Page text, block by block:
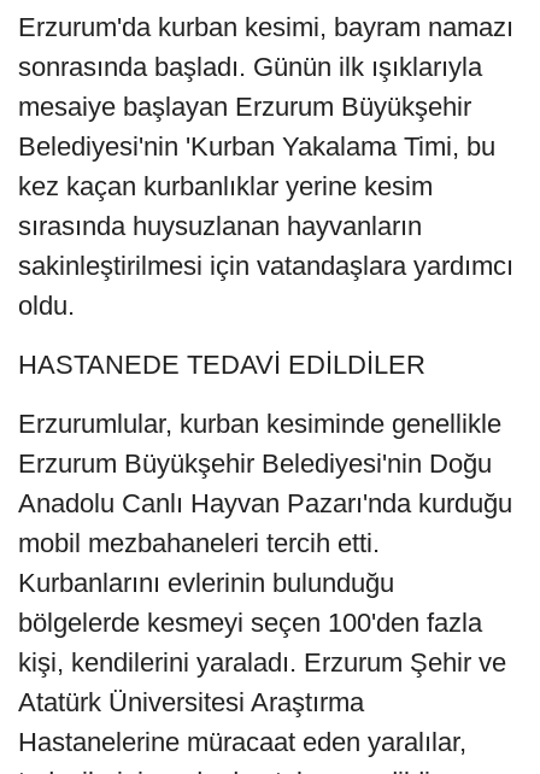
Erzurum'da kurban kesimi, bayram namazı
sonrasında başladı. Günün ilk ışıklarıyla
mesaiye başlayan Erzurum Büyükşehir
Belediyesi'nin 'Kurban Yakalama Timi, bu
kez kaçan kurbanlıklar yerine kesim
sırasında huysuzlanan hayvanların
sakinleştirilmesi için vatandaşlara yardımcı
oldu.
HASTANEDE TEDAVİ EDİLDİLER
Erzurumlular, kurban kesiminde genellikle
Erzurum Büyükşehir Belediyesi'nin Doğu
Anadolu Canlı Hayvan Pazarı'nda kurduğu
mobil mezbahaneleri tercih etti.
Kurbanlarını evlerinin bulunduğu
bölgelerde kesmeyi seçen 100'den fazla
kişi, kendilerini yaraladı. Erzurum Şehir ve
Atatürk Üniversitesi Araştırma
Hastanelerine müracaat eden yaralılar,